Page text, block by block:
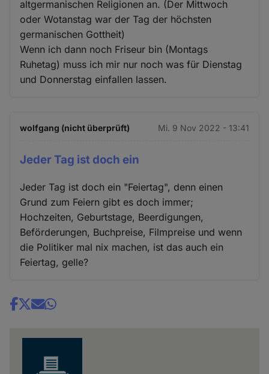
altgermanischen Religionen an. (Der Mittwoch
oder Wotanstag war der Tag der höchsten
germanischen Gottheit)
Wenn ich dann noch Friseur bin (Montags
Ruhetag) muss ich mir nur noch was für Dienstag
und Donnerstag einfallen lassen.
wolfgang (nicht überprüft) Mi. 9 Nov 2022 - 13:41
Jeder Tag ist doch ein
Jeder Tag ist doch ein "Feiertag", denn einen
Grund zum Feiern gibt es doch immer;
Hochzeiten, Geburtstage, Beerdigungen,
Beförderungen, Buchpreise, Filmpreise und wenn
die Politiker mal nix machen, ist das auch ein
Feiertag, gelle?
Share